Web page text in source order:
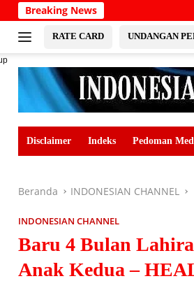
Breaking NewsPrabowo Calls for
RATE CARD UNDANGAN
Disclaimer Indeks Pedoman
Beranda INDONESIAN CHANNEL
INDONESIAN CHANNEL
Baru 4 Bulan
Anak Kedua –